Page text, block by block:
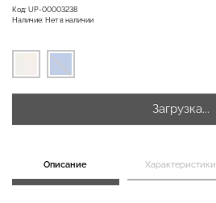
Код: UP-00003238
Наличие: Нет в наличии
Загрузка...
Описание Характеристики
Бесшовные леггинсы